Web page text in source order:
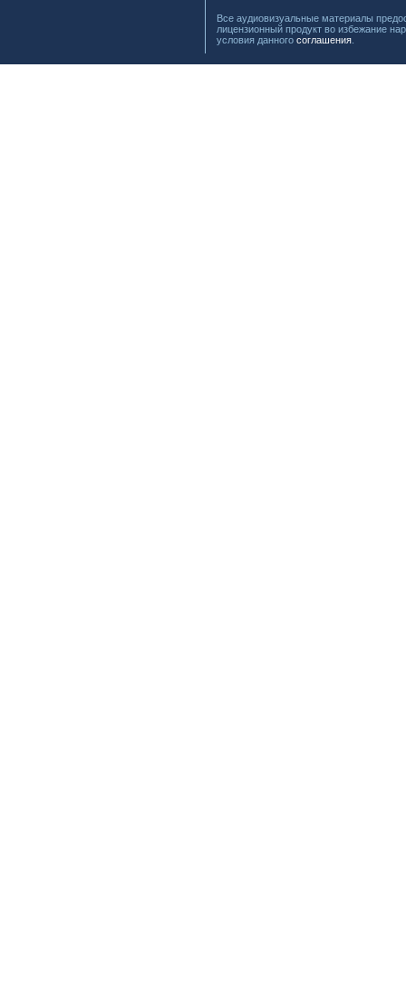
Все аудиовизуальные материалы
лицензионный продукт во избежание
условия данного соглашения